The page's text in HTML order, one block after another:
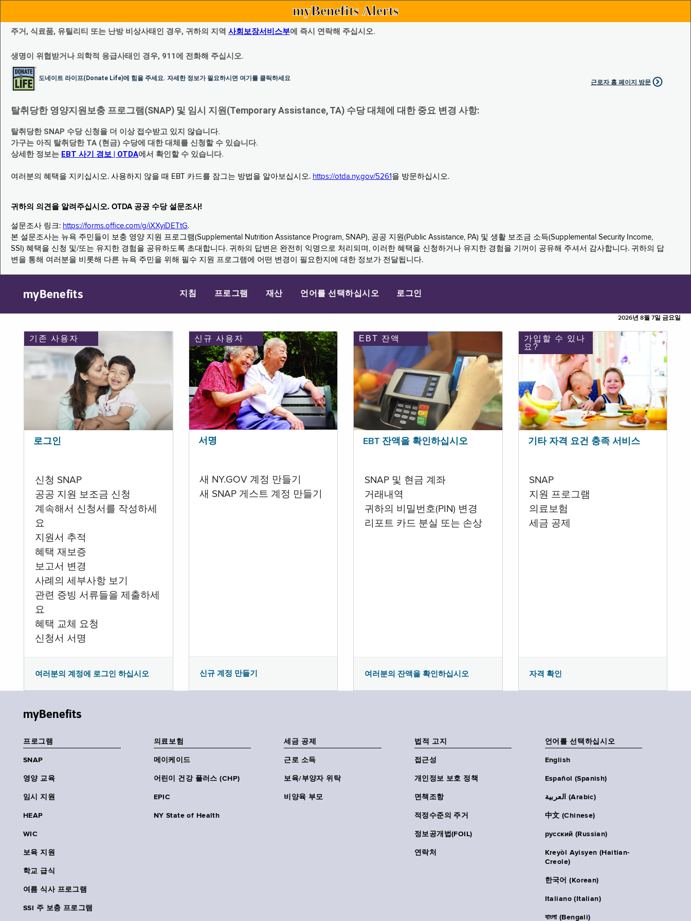
myBenefits Alerts
주거, 식료품, 유틸리티 또는 난방 비상사태인 경우, 귀하의 지역 사회보장서비스부에 즉시 연락해 주십시오.
생명이 위협받거나 의학적 응급사태인 경우, 911에 전화해 주십시오.
도네이트 라이프(Donate Life)에 힘을 주세요. 자세한 정보가 필요하시면 여기를 클릭하세요
근로자 홈 페이지 방문
탈취당한 영양지원보충 프로그램(SNAP) 및 임시 지원(Temporary Assistance, TA) 수당 대체에 대한 중요 변경 사항:
탈취당한 SNAP 수당 신청을 더 이상 접수받고 있지 않습니다.
가구는 아직 탈취당한 TA (현금) 수당에 대한 대체를 신청할 수 있습니다.
상세한 정보는 EBT 사기 경보 | OTDA에서 확인할 수 있습니다.
여러분의 혜택을 지키십시오. 사용하지 않을 때 EBT 카드를 잠그는 방법을 알아보십시오. https://otda.ny.gov/5261 을 방문하십시오.
귀하의 의견을 알려주십시오. OTDA 공공 수당 설문조사!
설문조사 링크: https://forms.office.com/g/iXXyiDETtG.
본 설문조사는 뉴욕 주민들이 보충 영양 지원 프로그램(Supplemental Nutrition Assistance Program, SNAP), 공공 지원(Public Assistance, PA) 및 생활 보조금 소득(Supplemental Security Income,
SSI) 혜택을 신청 및/또는 유지한 경험을 공유하도록 초대합니다. 귀하의 답변은 완전히 익명으로 처리되며, 이러한 혜택을 신청하거나 유지한 경험을 기꺼이 공유해 주셔서 감사합니다. 귀하의 답
변을 통해 여러분을 비롯해 다른 뉴욕 주민을 위해 필수 지원 프로그램에 어떤 변경이 필요한지에 대한 정보가 전달됩니다.
myBenefits 지침 프로그램 재산 언어를 선택하십시오 로그인
2026년 8월 7일 금요일
기존 사용자
로그인
신청 SNAP
공공 지원 보조금 신청
계속해서 신청서를 작성하세
요
지원서 추적
혜택 재보증
보고서 변경
사례의 세부사항 보기
관련 증빙 서류들을 제출하세
요
혜택 교체 요청
신청서 서명
여러분의 계정에 로그인 하십시오
신규 사용자
서명
새 NY.GOV 계정 만들기
새 SNAP 게스트 계정 만들기
신규 계정 만들기
EBT 잔액
EBT 잔액을 확인하십시오
SNAP 및 현금 계좌
거래내역
귀하의 비밀번호(PIN) 변경
리포트 카드 분실 또는 손상
여러분의 잔액을 확인하십시오
가입할 수 있나
요?
기타 자격 요건 충족 서비스
SNAP
지원 프로그램
의료보험
세금 공제
자격 확인
myBenefits
프로그램
SNAP
영양 교육
임시 지원
HEAP
WIC
보육 지원
학교 급식
여름 식사 프로그램
SSI 주 보충 프로그램
의료보험
메이케이드
어린이 건강 플러스 (CHP)
EPIC
NY State of Health
세금 공제
근로 소득
보육/부양자 위탁
비양육 부모
법적 고지
접근성
개인정보 보호 정책
면책조항
적정수준의 주거
정보공개법(FOIL)
연락처
언어를 선택하십시오
English
Español (Spanish)
العربية (Arabic)
中文 (Chinese)
русский (Russian)
Kreyòl Ayisyen (Haitian-
Creole)
한국어 (Korean)
Italiano (Italian)
বাংলা (Bengali)